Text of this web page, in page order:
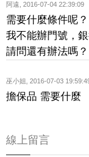
阿遠 2016-07-04 22:39:09
需要什麼條件呢？
我不能辦門號，
請問還有辦法嗎？
巫小姐 2016-07-03
擔保品 需要什麼
線上留言